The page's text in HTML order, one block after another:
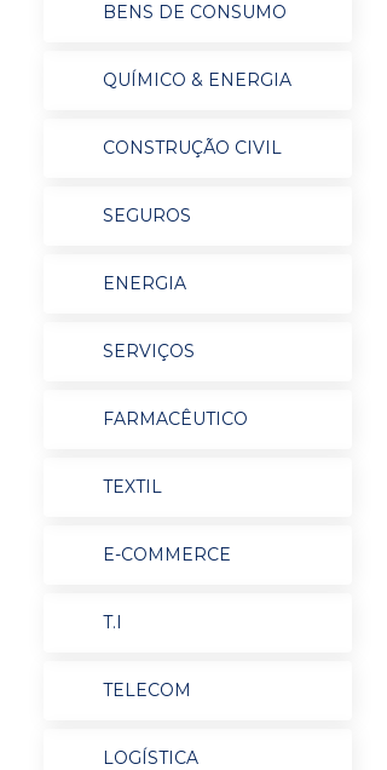
BENS DE CONSUMO
QUÍMICO & ENERGIA
CONSTRUÇÃO CIVIL
SEGUROS
ENERGIA
SERVIÇOS
FARMACÊUTICO
TEXTIL
E-COMMERCE
T.I
TELECOM
LOGÍSTICA